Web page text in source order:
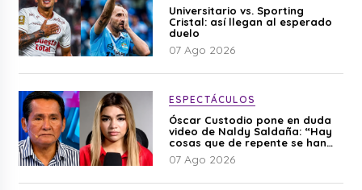
Universitario vs. Sporting
Cristal: así llegan al esperado
duelo
07 Ago 2026
ESPECTÁCULOS
Óscar Custodio pone en duda
video de Naldy Saldaña: “Hay
cosas que de repente se han
editado”
07 Ago 2026